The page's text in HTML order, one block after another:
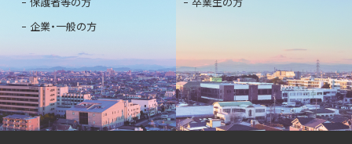
企業・一般の方